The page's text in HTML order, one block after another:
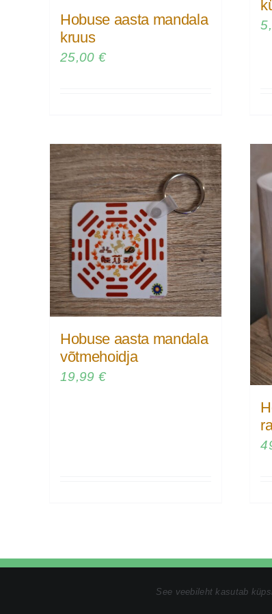
Hobuse aasta mandala
kruus
25,00 €
Hobuse aasta mandala
võtmehoidja
19,99 €
See veebileht kasutab